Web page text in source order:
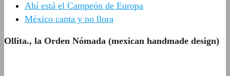
Ahí está el Campeón de Europa
México canta y no llora
Ollita., la Orden Nómada (mexican handmade design)